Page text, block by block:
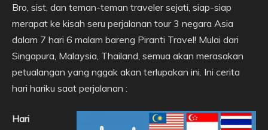
Bro, sist, dan teman-teman traveler sejati, siap-siap
merapat ke kisah seru perjalanan tour 3 negara Asia
dalam 7 hari 6 malam bareng Piranti Travel! Mulai dari
Singapura, Malaysia, Thailand, semua akan merasakan
petualangan yang nggak akan terlupakan ini. Ini cerita
hari hariku saat perjalanan :
Hari